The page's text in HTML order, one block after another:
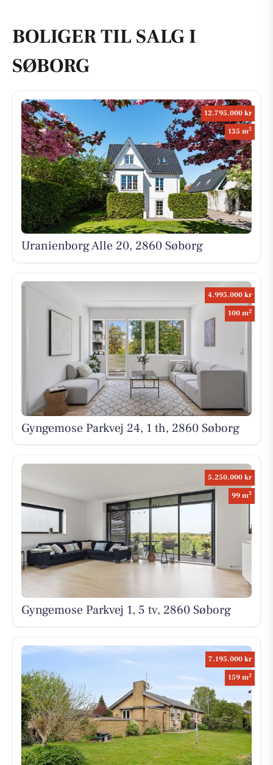
BOLIGER TIL SALG I
SØBORG
12.795.000 kr
135 m2
Uranienborg Alle 20, 2860 Søborg
4.995.000 kr
100 m2
Gyngemose Parkvej 24, 1 th, 2860 Søborg
5.250.000 kr
99 m2
Gyngemose Parkvej 1, 5 tv, 2860 Søborg
7.195.000 kr
159 m2